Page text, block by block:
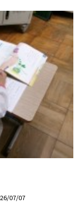
07/07